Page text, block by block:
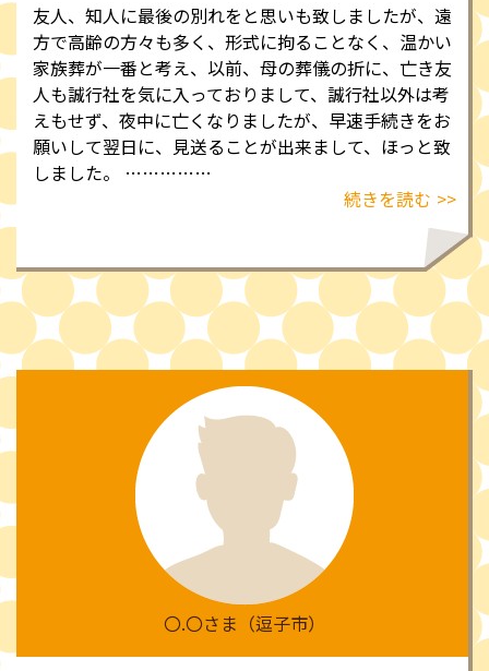
友人、知人に最後の別れをと思いも致しましたが、遠
方で高齢の方々も多く、形式に拘ることなく、温かい
家族葬が一番と考え、以前、母の葬儀の折に、亡き友
人も誠行社を気に入っておりまして、誠行社以外は考
えもせず、夜中に亡くなりましたが、早速手続きをお
願いして翌日に、見送ることが出来まして、ほっと致
しました。 ……………
続きを読む
〇.〇さま（逗子市）